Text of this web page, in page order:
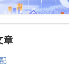
章